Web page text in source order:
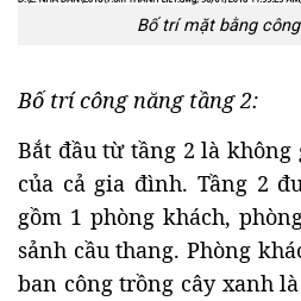
Bố trí mặt bằng
Bố trí công năng tầng 2:
Bắt đầu từ tầng 2 là
của cả gia đình. Tầng 2
gồm 1 phòng khách,
sảnh cầu thang. Phòng
ban công trồng cây xanh